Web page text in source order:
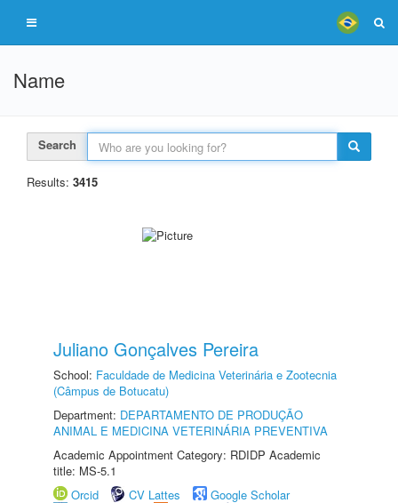
Name
Search
Results: 3415
Juliano Gonçalves Pereira
School: Faculdade de Medicina Veterinária e Zootecnia
(Câmpus de Botucatu)
Department: DEPARTAMENTO DE PRODUÇÃO
ANIMAL E MEDICINA VETERINÁRIA PREVENTIVA
Academic Appointment Category: RDIDP Academic
title: MS-5.1
Orcid
CV Lattes
Google Scholar